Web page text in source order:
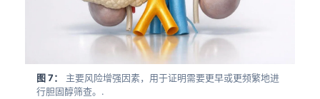
图 7：
主要风险增强因素，用于证明需要更早或更频繁地进
行胆固醇筛查。.